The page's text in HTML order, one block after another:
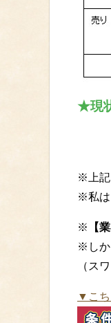
★現
※上記
※私は
※ 【
※しか
（ス
▼こち